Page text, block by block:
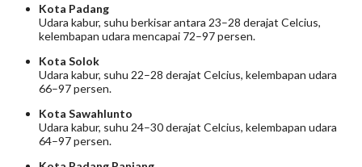
Kota Padang
Udara kabur, suhu berkisar antara 23–28 derajat Celcius,
kelembapan udara mencapai 72–97 persen.
Kota Solok
Udara kabur, suhu 22–28 derajat Celcius, kelembapan udara
66–97 persen.
Kota Sawahlunto
Udara kabur, suhu 24–30 derajat Celcius, kelembapan udara
64–97 persen.